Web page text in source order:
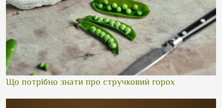
Що потрібно знати про стручковий горох